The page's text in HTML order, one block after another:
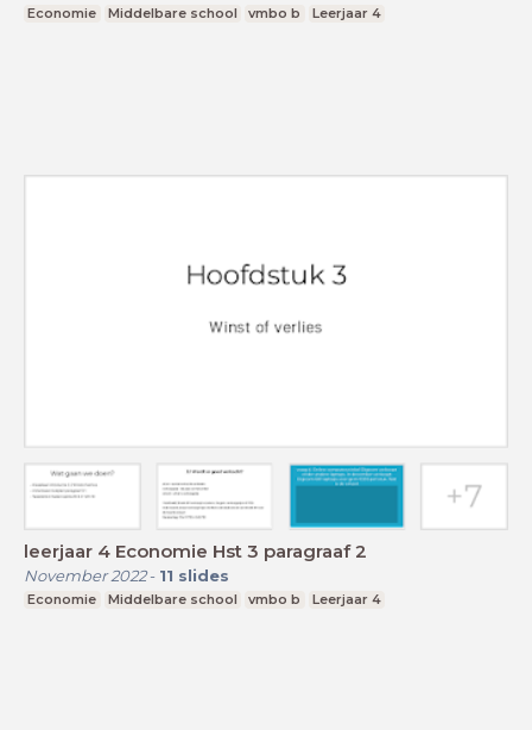
Economie Middelbare school vmbo b Leerjaar 4
leerjaar 4 Economie Hst 3 paragraaf 2
November 2022- 11 slides
Economie Middelbare school vmbo b Leerjaar 4